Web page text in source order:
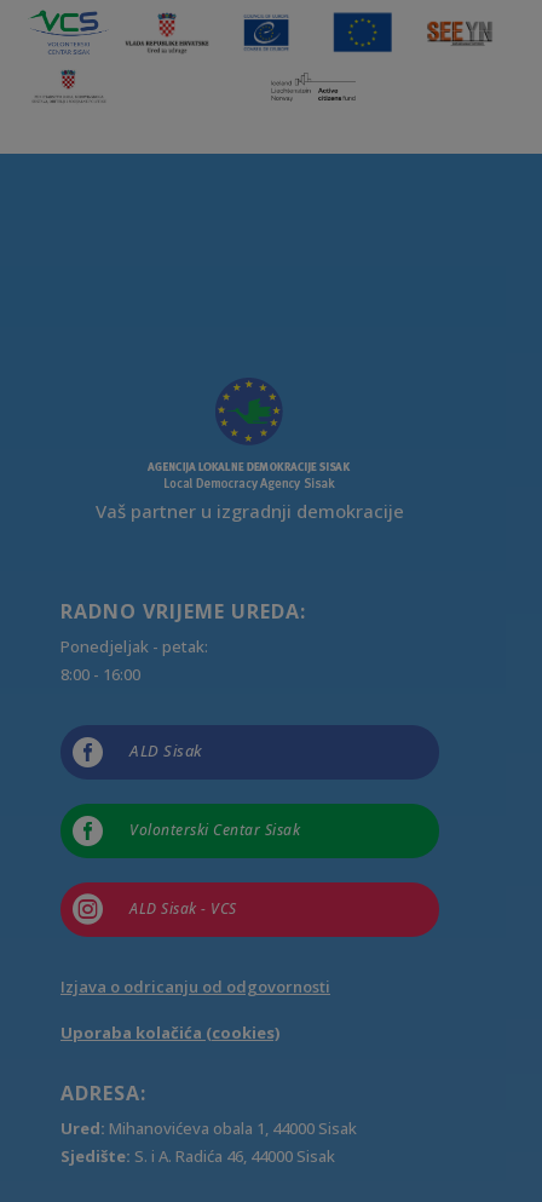
Vaš partner u izgradnji demokracije
RADNO VRIJEME UREDA:
Ponedjeljak - petak:
8:00 - 16:00
 ALD Sisak
 Volonterski Centar Sisak
 ALD Sisak - VCS
Izjava o odricanju od odgovornosti
Uporaba kolačića (cookies)
ADRESA:
Ured: Mihanovićeva obala 1, 44000 Sisak
Sjedište: S. i A. Radića 46, 44000 Sisak